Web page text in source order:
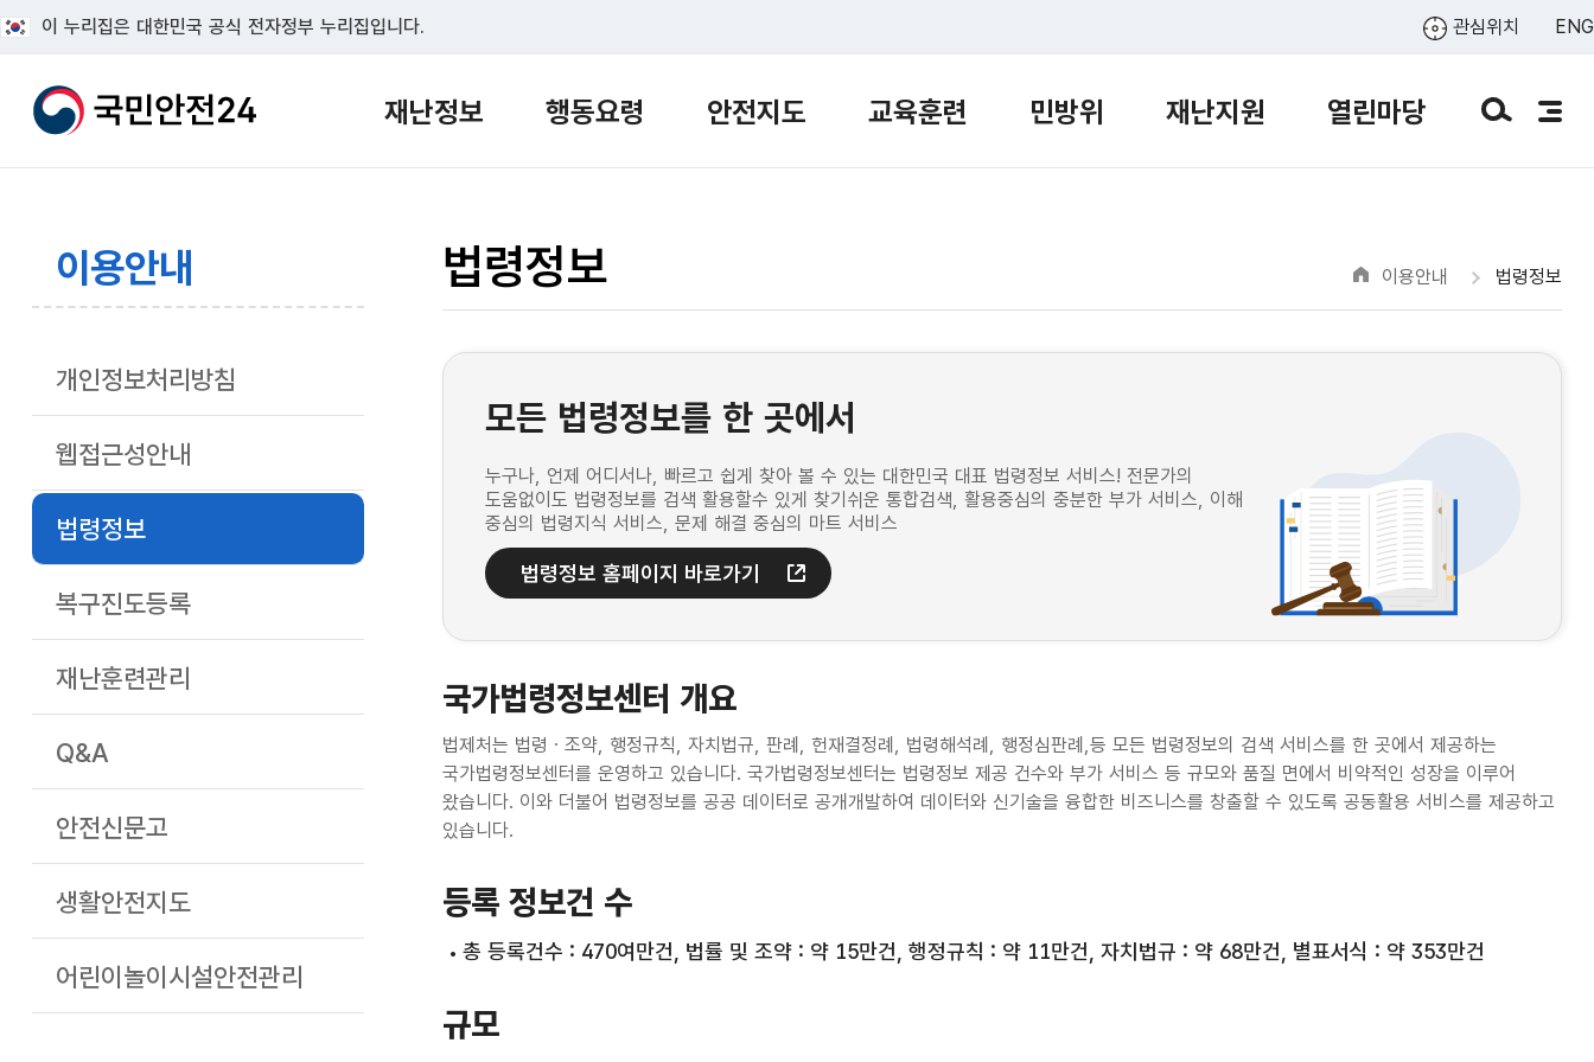
이 누리집은 대한민국 공식 전자정부 누리집입니다. 관심위치 ENG
재난정보 행동요령 안전지도 교육훈련 민방위 재난지원 열린마당
이용안내
개인정보처리방침
웹접근성안내
법령정보
복구진도등록
재난훈련관리
Q&A
안전신문고
생활안전지도
어린이놀이시설안전관리
법령정보 이용안내 법령정보
모든 법령정보를 한 곳에서
누구나, 언제 어디서나, 빠르고 쉽게 찾아 볼 수 있는 대한민국 대표 법령정보 서비스! 전문가의
도움없이도 법령정보를 검색 활용할수 있게 찾기쉬운 통합검색, 활용중심의 충분한 부가 서비스, 이해
중심의 법령지식 서비스, 문제 해결 중심의 마트 서비스
법령정보 홈페이지 바로가기
국가법령정보센터 개요
법제처는 법령ㆍ조약, 행정규칙, 자치법규, 판례, 헌재결정례, 법령해석례, 행정심판례,등 모든 법령정보의 검색 서비스를 한 곳에서 제공하는
국가법령정보센터를 운영하고 있습니다. 국가법령정보센터는 법령정보 제공 건수와 부가 서비스 등 규모와 품질 면에서 비약적인 성장을 이루어
왔습니다. 이와 더불어 법령정보를 공공 데이터로 공개개발하여 데이터와 신기술을 융합한 비즈니스를 창출할 수 있도록 공동활용 서비스를 제공하고
있습니다.
등록 정보건 수
총 등록건수 : 470여만건, 법률 및 조약 : 약 15만건, 행정규칙 : 약 11만건, 자치법규 : 약 68만건, 별표서식 : 약 353만건
규모